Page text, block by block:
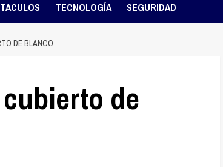
TECNOLOGÍA SEGURIDAD
DE BLANCO
de